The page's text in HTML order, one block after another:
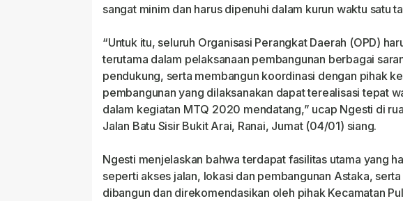
sangat minim dan harus dipenuhi dalam kurun waktu satu
“Untuk itu, seluruh Organisasi Perangkat Daerah (OPD)
terutama dalam pelaksanaan pembangunan berbagai
pendukung, serta membangun koordinasi dengan pihak
pembangunan yang dilaksanakan dapat terealisasi tepat
dalam kegiatan MTQ 2020 mendatang,” ucap Ngesti di
Jalan Batu Sisir Bukit Arai, Ranai, Jumat (04/01) siang.
Ngesti menjelaskan bahwa terdapat fasilitas utama yang
seperti akses jalan, lokasi dan pembangunan Astaka,
dibangun dan direkomendasikan oleh pihak Kecamatan